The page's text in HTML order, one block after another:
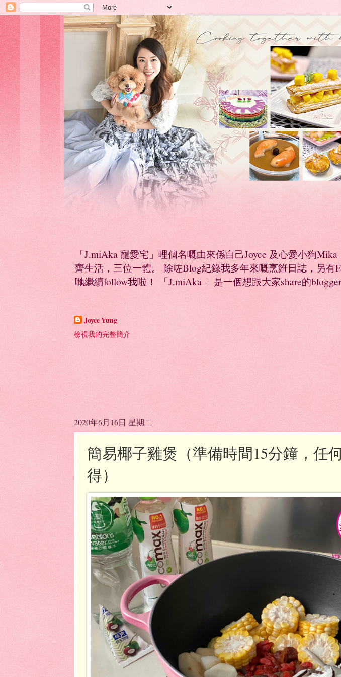
「J.miAka 寵愛宅」哩個名嘅由來係自己Joyce 及心愛小狗
齊生活，三位一體。 除咗Blog紀錄我多年來嘅烹餁日誌，另有
哋繼續follow我啦！ 「J.miAka 」是一個想跟大家share的blogger
Joyce Yung
檢視我的完整簡介
2020年6月16日 星期二
簡易椰子雞煲（準備時間15分鐘，任
得）